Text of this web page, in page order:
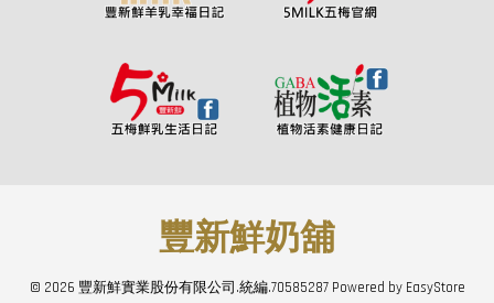
豐新鮮奶舖
© 2026 豐新鮮實業股份有限公司.統編.70585287 Powered by EasyStore